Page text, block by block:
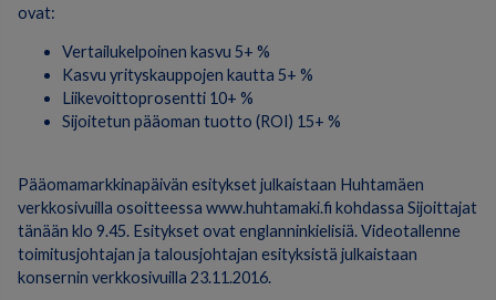
ovat:
Vertailukelpoinen kasvu 5+ %
Kasvu yrityskauppojen kautta 5+ %
Liikevoittoprosentti 10+ %
Sijoitetun pääoman tuotto (ROI) 15+ %
Pääomamarkkinapäivän esitykset julkaistaan Huhtamäen
verkkosivuilla osoitteessa www.huhtamaki.fi kohdassa Sijoittajat
tänään klo 9.45. Esitykset ovat englanninkielisiä. Videotallenne
toimitusjohtajan ja talousjohtajan esityksistä julkaistaan
konsernin verkkosivuilla 23.11.2016.